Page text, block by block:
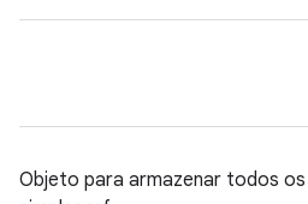
Objeto para armazenar todos